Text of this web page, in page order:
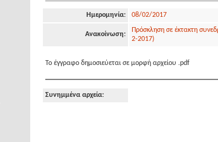
Ημερομηνία: 08/02/2017
Ανακοίνωση:
Πρόσκληση σε έκτακτη
2-2017)
Το έγγραφο δημοσιεύεται σε μορφή αρχείου .pdf
Συνημμένα αρχεία: